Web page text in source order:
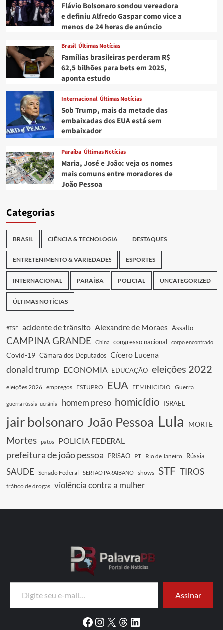
Flávio Bolsonaro sondou vereadora
e definiu Alfredo Gaspar como vice a
menos de 24 horas de anúncio
Brasil Últimas Notícias
Famílias brasileiras perderam R$
62,5 bilhões para bets em 2025,
aponta estudo
Internacional Últimas Notícias
Sob Trump, mais da metade das
embaixadas dos EUA está sem
embaixador
Paraíba Últimas Notícias
Maria, José e João: veja os nomes
mais comuns entre moradores de
João Pessoa
Categorias
BRASIL CIÊNCIA & TECNOLOGIA DESTAQUES
ENTRETENIMENTO & VARIEDADES ESPORTES
INTERNACIONAL PARAÍBA POLICIAL UNCATEGORIZED
ÚLTIMAS NOTÍCIAS
#TSE acidente de trânsito Alexandre de Moraes Assalto
CAMPINA GRANDE China congresso nacional corpo encontrado
Covid-19 Câmara dos Deputados Cícero Lucena
donald trump ECONOMIA EDUCAÇÃO eleições 2022
eleições 2026 empregos ESTUPRO EUA FEMINICIDIO Guerra
guerra rússia-ucrânia homem preso homicídio ISRAEL
jair bolsonaro João Pessoa Lula MORTE
Mortes patos POLICIA FEDERAL
prefeitura de joão pessoa PRISÃO PT Rio de Janeiro Rússia
SAUDE Senado Federal SERTÃO PARAIBANO shows STF TIROS
tráfico de drogas violência contra a mulher
Digite seu e-mail…
Assinar
Facebook
Instagram
X Threads
LinkedIn